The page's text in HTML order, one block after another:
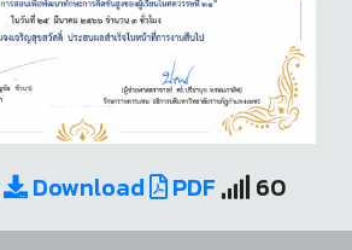
Download PDF 60